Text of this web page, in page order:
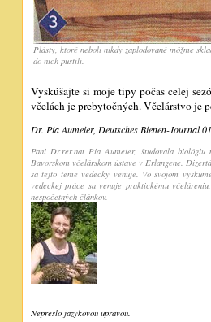
Plásty, ktoré neboli nikdy zaplodované môžme
do nich pustili.
Vyskúšajte si moje tipy počas celej
včelách je prebytočných. Včelárstvo je
Dr. Pia Aumeier, Deutsches Bienen-Journal
Pani Dr.rer.nat Pia Aumeier, študovala biológiu
Bavorskom včelárskom ústave v Erlangene.
sa tejto téme vedecky venuje. Vo svojom
vedeckej práce sa venuje praktickému
nespočetných článkov.
Neprešlo jazykovou úpravou.